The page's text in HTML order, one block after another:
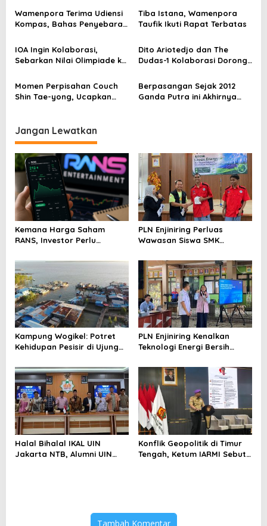
p
o
s
Ruang Digital
Wamenpora Terima Udiensi
Kompas, Bahas Penyebaran
Tiba Istana, Wamenpora
Taufik Ikuti Rapat Terbatas
IOA Ingin Kolaborasi,
Sebarkan Nilai Olimpiade ke
Dito Ariotedjo dan The
Dudas-1 Kolaborasi Dorong
Momen Perpisahan Couch
Shin Tae-yong, Ucapkan
Berpasangan Sejak 2012
Ganda Putra ini Akhirnya
Jangan Lewatkan
Kemana Harga Saham
RANS, Investor Perlu
Menghindari Spekulasi
Berlebihan
PLN Enjiniring Perluas
Wawasan Siswa SMK
Perubahan Iklim
Kampung Wogikel: Potret
Kehidupan Pesisir di Ujung
Bertahan di Tengah
Keterbatasan
PLN Enjiniring Kenalkan
Teknologi Energi Bersih
Halal Bihalal IKAL UIN
Jakarta NTB, Alumni UIN
Konflik Geopolitik di Timur
Tengah, Ketum IARMI Sebut
Tambah Komentar